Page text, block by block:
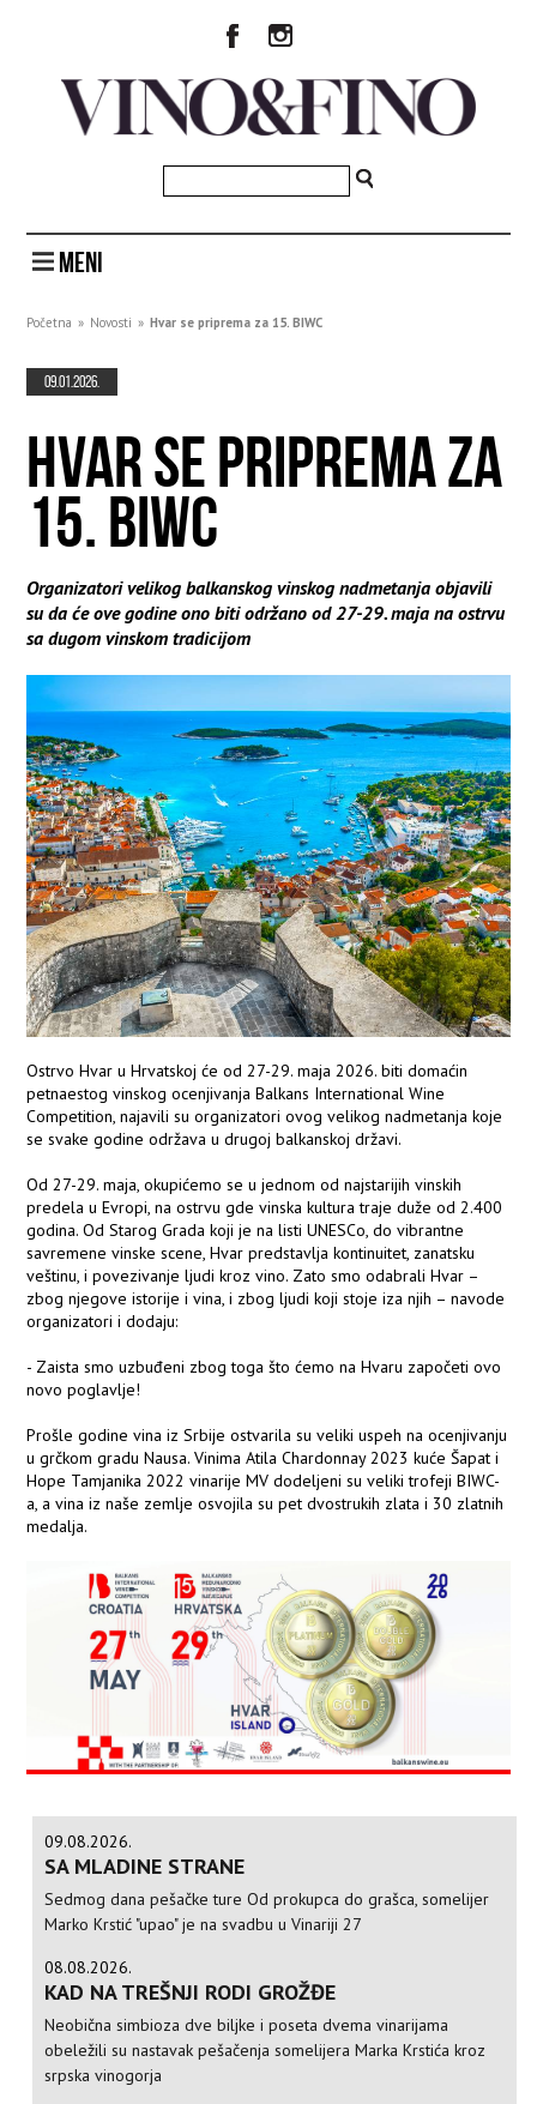
MENI
Početna » Novosti » Hvar se priprema za 15. BIWC
09.01.2026.
HVAR SE PRIPREMA ZA
15. BIWC
Organizatori velikog balkanskog vinskog nadmetanja objavili
su da će ove godine ono biti održano od 27-29. maja na ostrvu
sa dugom vinskom tradicijom
Ostrvo Hvar u Hrvatskoj će od 27-29. maja 2026. biti domaćin
petnaestog vinskog ocenjivanja Balkans International Wine
Competition, najavili su organizatori ovog velikog nadmetanja koje
se svake godine održava u drugoj balkanskoj državi.
Od 27-29. maja, okupićemo se u jednom od najstarijih vinskih
predela u Evropi, na ostrvu gde vinska kultura traje duže od 2.400
godina. Od Starog Grada koji je na listi UNESCo, do vibrantne
savremene vinske scene, Hvar predstavlja kontinuitet, zanatsku
veštinu, i povezivanje ljudi kroz vino. Zato smo odabrali Hvar –
zbog njegove istorije i vina, i zbog ljudi koji stoje iza njih – navode
organizatori i dodaju:
- Zaista smo uzbuđeni zbog toga što ćemo na Hvaru započeti ovo
novo poglavlje!
Prošle godine vina iz Srbije ostvarila su veliki uspeh na ocenjivanju
u grčkom gradu Nausa. Vinima Atila Chardonnay 2023 kuće Šapat i
Hope Tamjanika 2022 vinarije MV dodeljeni su veliki trofeji BIWC-
a, a vina iz naše zemlje osvojila su pet dvostrukih zlata i 30 zlatnih
medalja.
09.08.2026.
SA MLADINE STRANE
Sedmog dana pešačke ture Od prokupca do grašca, somelijer
Marko Krstić "upao" je na svadbu u Vinariji 27
08.08.2026.
KAD NA TREŠNJI RODI GROŽĐE
Neobična simbioza dve biljke i poseta dvema vinarijama
obeležili su nastavak pešačenja somelijera Marka Krstića kroz
srpska vinogorja